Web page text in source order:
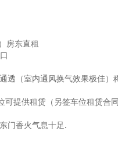
房东直租
透（室内通风换气效果极佳）
可提供租赁（另签车位租赁合
门香火气息十足.